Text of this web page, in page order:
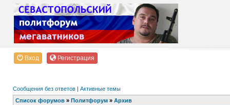
Вход Регистрация
Сообщения без ответов | Активные темы
Список форумов » Политфорум » Архив